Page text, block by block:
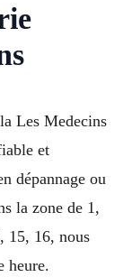
Les Medecins
et
dépannage ou
la zone de 1,
15, 16, nous
heure.